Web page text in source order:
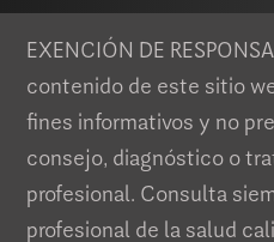
EXENCIÓN DE
contenido de este sitio
fines informativos y no
consejo, diagnóstico o
profesional. Consulta
profesional de la salud
mejor experiencia posible en
La información que compartimos
para proteger tu privacidad. Al
acuerdo con nuestraPolítica de
desactivado las cookies en la